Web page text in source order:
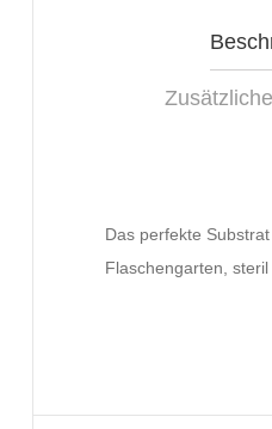
Das perfekte
Flaschengarten,